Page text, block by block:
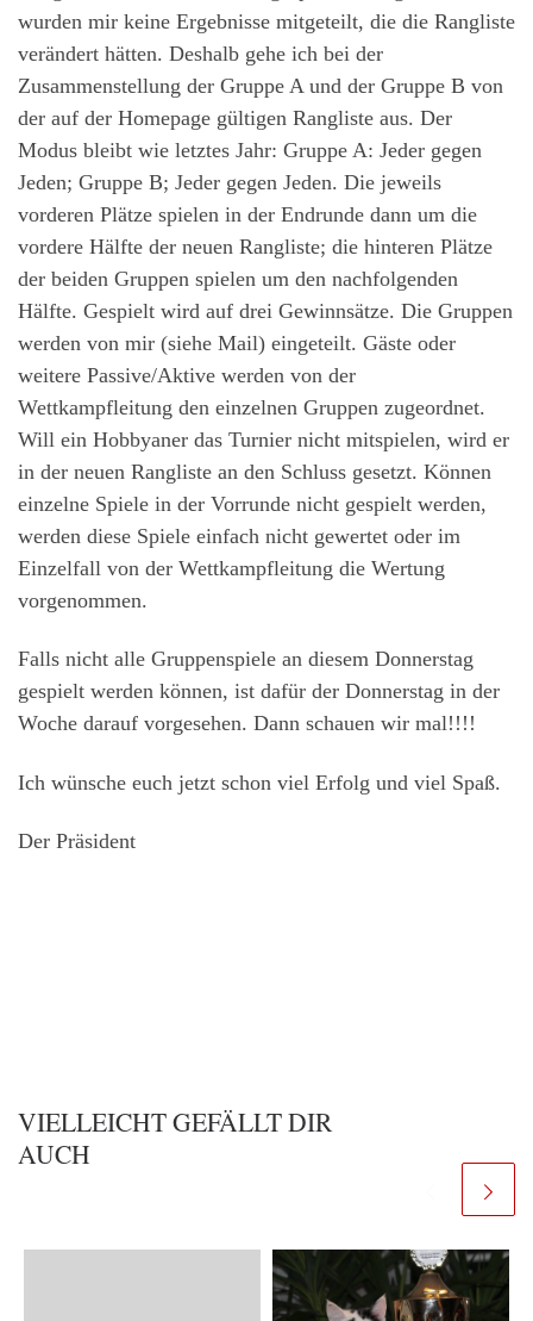
wurden mir keine Ergebnisse mitgeteilt, die die Rangliste
verändert hätten. Deshalb gehe ich bei der
Zusammenstellung der Gruppe A und der Gruppe B von
der auf der Homepage gültigen Rangliste aus. Der
Modus bleibt wie letztes Jahr: Gruppe A: Jeder gegen
Jeden; Gruppe B; Jeder gegen Jeden. Die jeweils
vorderen Plätze spielen in der Endrunde dann um die
vordere Hälfte der neuen Rangliste; die hinteren Plätze
der beiden Gruppen spielen um den nachfolgenden
Hälfte. Gespielt wird auf drei Gewinnsätze. Die Gruppen
werden von mir (siehe Mail) eingeteilt. Gäste oder
weitere Passive/Aktive werden von der
Wettkampfleitung den einzelnen Gruppen zugeordnet.
Will ein Hobbyaner das Turnier nicht mitspielen, wird er
in der neuen Rangliste an den Schluss gesetzt. Können
einzelne Spiele in der Vorrunde nicht gespielt werden,
werden diese Spiele einfach nicht gewertet oder im
Einzelfall von der Wettkampfleitung die Wertung
vorgenommen.
Falls nicht alle Gruppenspiele an diesem Donnerstag
gespielt werden können, ist dafür der Donnerstag in der
Woche darauf vorgesehen. Dann schauen wir mal!!!!
Ich wünsche euch jetzt schon viel Erfolg und viel Spaß.
Der Präsident
VIELLEICHT GEFÄLLT DIR
AUCH